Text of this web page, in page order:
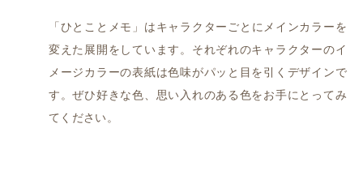
「ひとことメモ」はキャラクターごとにメインカラーを
変えた展開をしています。それぞれのキャラクターのイ
メージカラーの表紙は色味がパッと目を引くデザインで
す。ぜひ好きな色、思い入れのある色をお手にとってみ
てください。